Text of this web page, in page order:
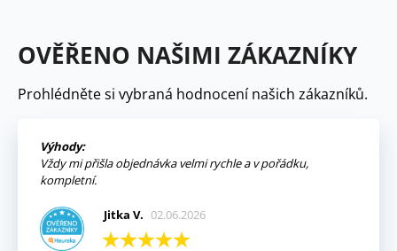
OVĚŘENO NAŠIMI ZÁKAZNÍKY
Prohlédněte si vybraná hodnocení našich zákazníků.
Výhody:
Vždy mi přišla objednávka velmi rychle a v pořádku,
kompletní.
Jitka V. 02.06.2026